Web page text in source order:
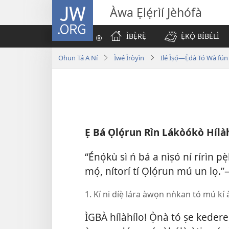
JW.ORG Àwa Ẹlẹ́rìí Jèhófà
ÌBẸ̀RẸ̀
Ẹ̀KỌ́ BÍBÉLÌ
Ohun Tá A Ní Ìwé Ìròyìn Ilé Ìṣọ́—Ẹ̀dà Tó Wà
Ẹ Bá Ọlọ́run Rìn Lákòókò
“Énọ́kù sì ń bá a nìṣó ní rírìn
mọ́, nítorí tí Ọlọ́run mú un
1. Kí ni díẹ̀ lára àwọn nǹkan tó mú kí
ÌGBÀ hílàhílo! Ọ̀nà tó ṣe